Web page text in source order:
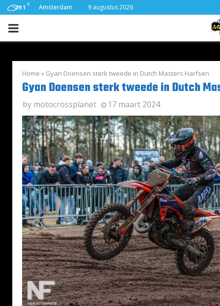
29.1 C Amsterdam 9 augustus 2026
PRIMARY
Home » Gyan Doensen sterk tweede in Dutch Masters Harfsen
Gyan Doensen sterk tweede in Dutch
by motocrossplanet 17 maart 2024